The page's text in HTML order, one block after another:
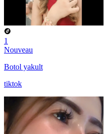
1
Nouveau
Botol yakult
tiktok